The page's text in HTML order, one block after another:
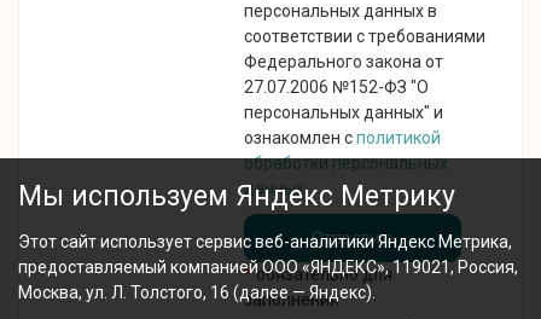
персональных данных в
соответствии с требованиями
Федерального закона от
27.07.2006 №152-ФЗ "О
персональных данных" и
ознакомлен сполитикой
обработки персональных
данных.
*обязательно для
заполнения
Мы используем Яндекс Метрику
Этот сайт использует сервис веб-аналитики Яндекс Метрика,
предоставляемый компанией ООО «ЯНДЕКС», 119021, Россия,
Москва, ул. Л. Толстого, 16 (далее — Яндекс).